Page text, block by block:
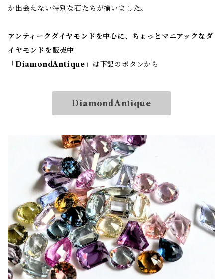
か出会えない特別な石たちが揃いました。
アンティークダイヤモンドを中心に、ちょっとマニアックなダ
イヤモンドを販売中
「 DiamondAntique 」は下記のボタンから
DiamondAntique